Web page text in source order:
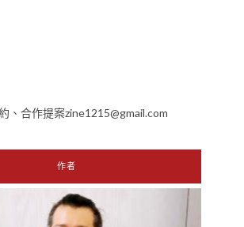
、合作提案zine1215@gmail.com
作者